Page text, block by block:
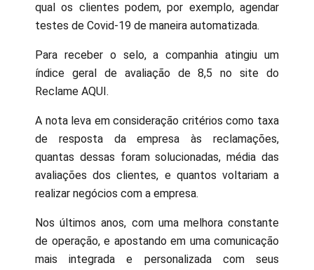
qual os clientes podem, por exemplo, agendar
testes de Covid-19 de maneira automatizada.
Para receber o selo, a companhia atingiu um
índice geral de avaliação de 8,5 no site do
Reclame AQUI.
A nota leva em consideração critérios como taxa
de resposta da empresa às reclamações,
quantas dessas foram solucionadas, média das
avaliações dos clientes, e quantos voltariam a
realizar negócios com a empresa.
Nos últimos anos, com uma melhora constante
de operação, e apostando em uma comunicação
mais integrada e personalizada com seus